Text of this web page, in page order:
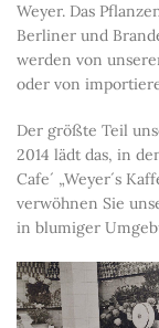
Weyer. Das
Berliner und
werden von
oder von
Der größte Teil
2014 lädt das, in
Cafe´ „Weyer´s
verwöhnen Sie
in blumiger